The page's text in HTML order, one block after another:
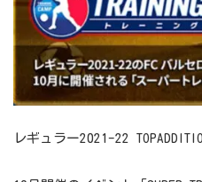
レギュラー2021-22